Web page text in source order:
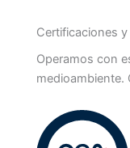
Certificaciones
Operamos con
medioambiente.